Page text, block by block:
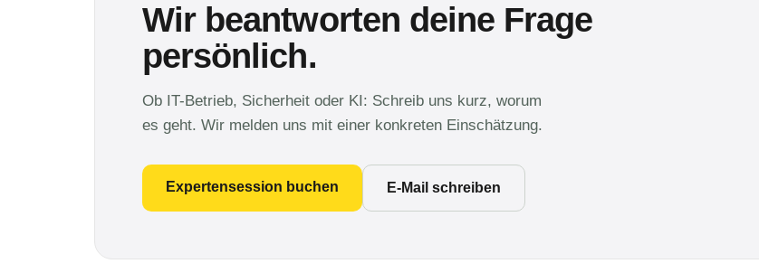
Wir beantworten deine Frage
persönlich.
Ob IT-Betrieb, Sicherheit oder KI: Schreib uns kurz, worum
es geht. Wir melden uns mit einer konkreten Einschätzung.
Expertensession buchen E-Mail schreiben